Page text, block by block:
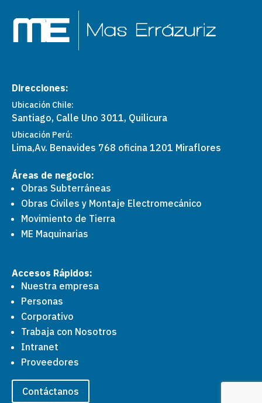
Direcciones:
Ubicación Chile:
Santiago, Calle Uno 3011, Quilicura
Ubicación Perú:
Lima,Av. Benavides 768 oficina 1201 Miraflores
Áreas de negocio:
Obras Subterráneas
Obras Civiles y Montaje Electromecánico
Movimiento de Tierra
ME Maquinarias
Accesos Rápidos:
Nuestra empresa
Personas
Corporativo
Trabaja con Nosotros
Intranet
Proveedores
Contáctanos